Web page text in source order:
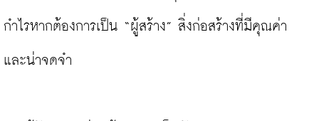
กำไรหากต้องการเป็น “ผู้สร้าง” สิ่งก่อสร้างที่มีคุณค่า
และน่าจดจำ